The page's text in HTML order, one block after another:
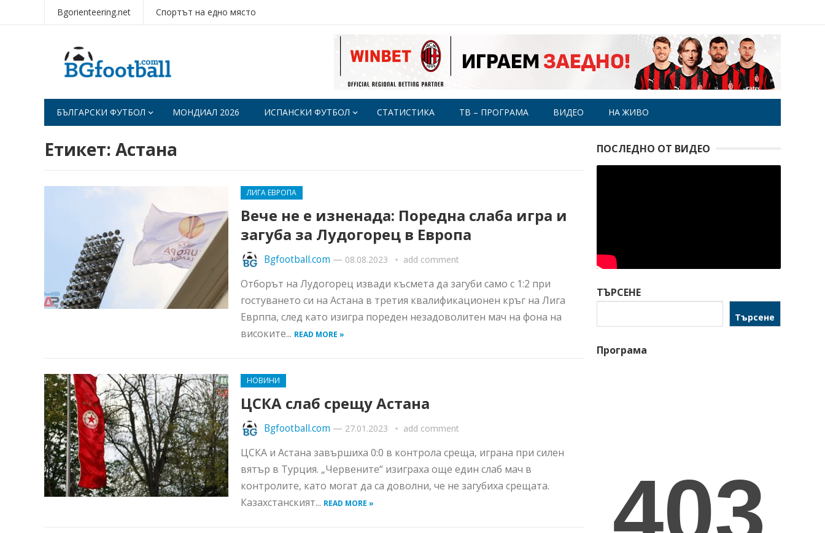
Bgorienteering.net Спортът на едно място
БЪЛГАРСКИ ФУТБОЛ МОНДИАЛ 2026 ИСПАНСКИ ФУТБОЛ СТАТИСТИКА ТВ – ПРОГРАМА ВИДЕО НА ЖИВО
Етикет: Астана
ЛИГА ЕВРОПА
Вече не е изненада: Поредна слаба игра и
загуба за Лудогорец в Европа
Bgfootball.com — 08.08.2023 add comment
Отборът на Лудогорец извади късмета да загуби само с 1:2 при
гостуването си на Астана в третия квалификационен кръг на Лига
Еврппа, след като изигра пореден незадоволитен мач на фона на
високите... READ MORE »
НОВИНИ
ЦСКА слаб срещу Астана
Bgfootball.com — 27.01.2023 add comment
ЦСКА и Астана завършиха 0:0 в контрола среща, играна при силен
вятър в Турция. „Червените“ изиграха още един слаб мач в
контролите, като могат да са доволни, че не загубиха срещата.
Казахстанският... READ MORE »
ПОСЛЕДНО ОТ ВИДЕО
ТЪРСЕНЕ
Търсене
Програма